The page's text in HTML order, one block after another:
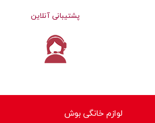
پشتیبانی آنلاین
لوازم خانگی بوش